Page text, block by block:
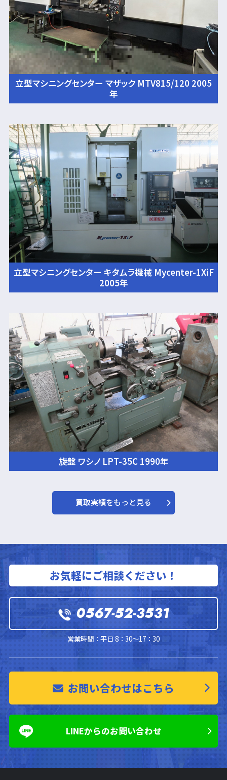
立型マシニングセンター マザック MTV815/120 2005
年
立型マシニングセンター キタムラ機械 Mycenter-1XiF
2005年
旋盤 ワシノ LPT-35C 1990年
買取実績をもっと見る
お気軽にご相談ください！
0567-52-3531
営業時間：平日 8：30～17：30
お問い合わせはこちら
LINEからのお問い合わせ